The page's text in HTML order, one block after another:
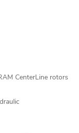
CenterLine rotors